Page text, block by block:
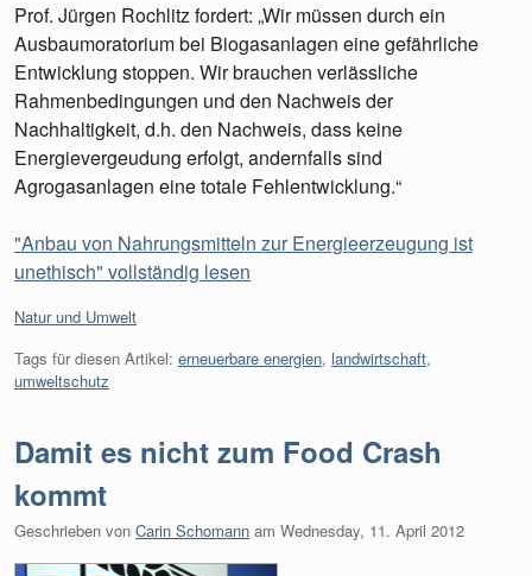
Prof. Jürgen Rochlitz fordert: „Wir müssen durch ein
Ausbaumoratorium bei Biogasanlagen eine gefährliche
Entwicklung stoppen. Wir brauchen verlässliche
Rahmenbedingungen und den Nachweis der
Nachhaltigkeit, d.h. den Nachweis, dass keine
Energievergeudung erfolgt, andernfalls sind
Agrogasanlagen eine totale Fehlentwicklung.“
"Anbau von Nahrungsmitteln zur Energieerzeugung ist
unethisch" vollständig lesen
Kategorien:
Natur und Umwelt
Tags für diesen Artikel: erneuerbare energien, landwirtschaft,
umweltschutz
Damit es nicht zum Food Crash
kommt
Geschrieben von Carin Schomann am Wednesday, 11. April 2012